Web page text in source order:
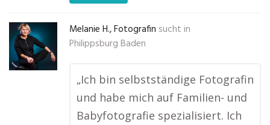
Melanie H., Fotografin sucht in
Philippsburg Baden
„Ich bin selbstständige Fotografin
und habe mich auf Familien- und
Babyfotografie spezialisiert. Ich